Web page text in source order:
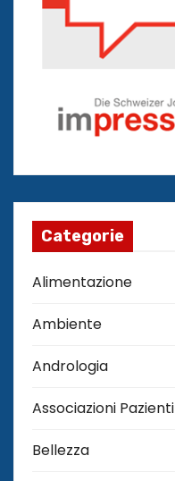
Categorie
Alimentazione
Ambiente
Andrologia
Associazioni Pazienti
Bellezza